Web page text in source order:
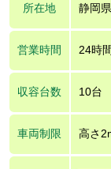
所在地 静岡
営業時間 24時間
収容台数 10台
車両制限 高さ